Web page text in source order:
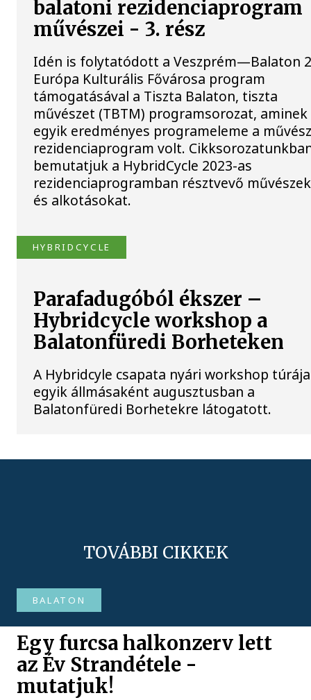
balatoni rezidenciaprogram
művészei - 3. rész
Idén is folytatódott a Veszprém—Balaton
Európa Kulturális Fővárosa program
támogatásával a Tiszta Balaton, tiszta
művészet (TBTM) programsorozat, aminek
egyik eredményes programeleme a
rezidenciaprogram volt.
bemutatjuk a HybridCycle 2023-as
rezidenciaprogramban résztvevő
és alkotásokat.
HYBRIDCYCLE
Parafadugóból ékszer –
Hybridcycle workshop a
Balatonfüredi Borheteken
A Hybridcyle csapata nyári workshop túrája
egyik állmásaként augusztusban a
Balatonfüredi Borhetekre látogatott.
TOVÁBBI CIKKEK
BALATON
Egy furcsa halkonzerv lett
az Év Strandétele -
mutatjuk!